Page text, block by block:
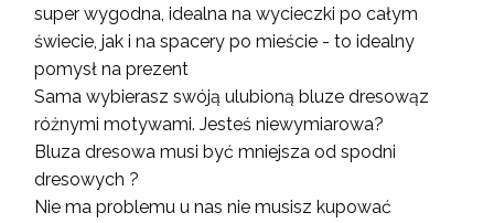
super wygodna, idealna na wycieczki po całym
świecie, jak i na spacery po mieście - to idealny
pomysł na prezent
Sama wybierasz swóją ulubioną bluze dresowąz
różnymi motywami. Jesteś niewymiarowa?
Bluza dresowa musi być mniejsza od spodni
dresowych ?
Nie ma problemu u nas nie musisz kupować